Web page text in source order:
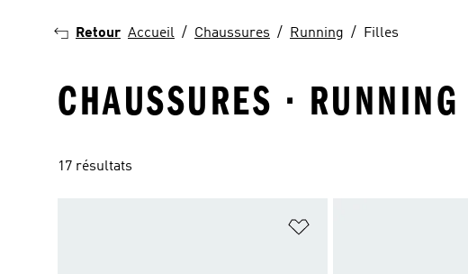
Retour Accueil Chaussures Running Filles
CHAUSSURES ·
17 résultats